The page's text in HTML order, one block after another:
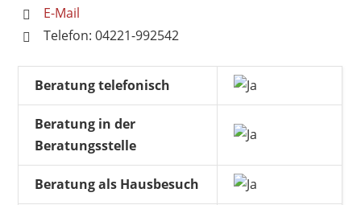
E-Mail
Telefon: 04221-992542
Beratung telefonisch
Beratung in der
Beratungsstelle
Beratung als Hausbesuch